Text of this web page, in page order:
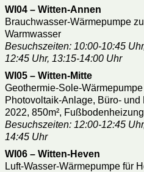
WI04 – Witten-Annen
Brauchwasser-Wärmepumpe
Warmwasser
Besuchszeiten: 10:00-10:45
12:45 Uhr, 13:15-14:00 Uhr
WI05 – Witten-Mitte
Geothermie-Sole-
Photovoltaik-Anlage, Büro-
2022, 850m²,
Besuchszeiten: 12:00-12:45
14:45 Uhr
WI06 – Witten-Heven
Luft-Wasser-Wärmepumpe für